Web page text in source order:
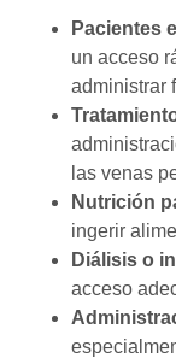
Pacientes
un acceso
administrar
las venas
Nutrición
ingerir
Diálisis o
acceso